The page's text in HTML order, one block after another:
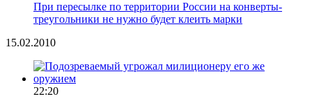
При пересылке по территории России на конверты-
треугольники не нужно будет клеить марки
15.02.2010
22:20